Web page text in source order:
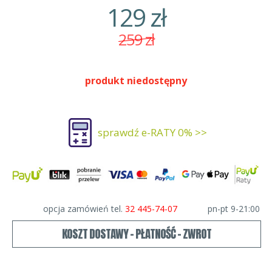
129zł
259zł
produkt niedostępny
sprawdź e-RATY 0% >>
opcja zamówień tel. 32 445-74-07 pn-pt 9-21:00
KOSZT DOSTAWY - PŁATNOŚĆ - ZWROT